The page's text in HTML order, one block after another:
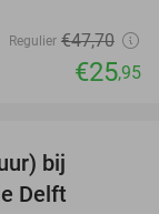
Regulier €47,70
€25,95
bij
Delft